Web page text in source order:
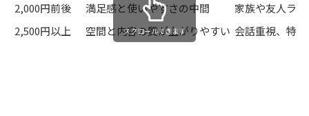
2,000円前後
満足感と使いやすさの中間
家族や友人ラ
2,500円以上
空間と内容の質が上がりやすい 会話重視、特
スクロールできます